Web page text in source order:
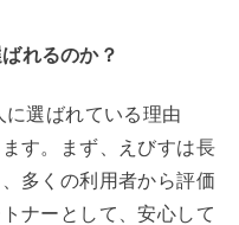
れるのか？
に選ばれている理由
す。まず、えびすは長
多くの利用者から評価
ナーとして、安心して